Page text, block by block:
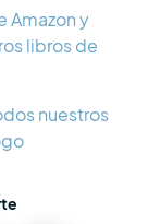
Amazon y
libros de
nuestros